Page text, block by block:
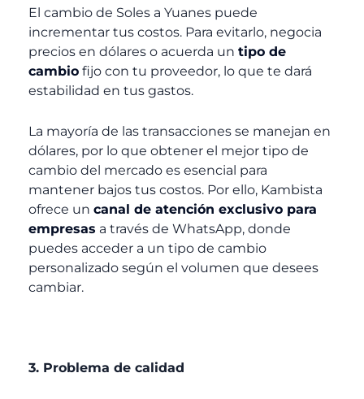
El cambio de Soles a Yuanes puede
incrementar tus costos. Para evitarlo, negocia
precios en dólares o acuerda un tipo de
cambio fijo con tu proveedor, lo que te dará
estabilidad en tus gastos.
La mayoría de las transacciones se manejan en
dólares, por lo que obtener el mejor tipo de
cambio del mercado es esencial para
mantener bajos tus costos. Por ello, Kambista
ofrece un canal de atención exclusivo para
empresas a través de WhatsApp, donde
puedes acceder a un tipo de cambio
personalizado según el volumen que desees
cambiar.
3. Problema de calidad